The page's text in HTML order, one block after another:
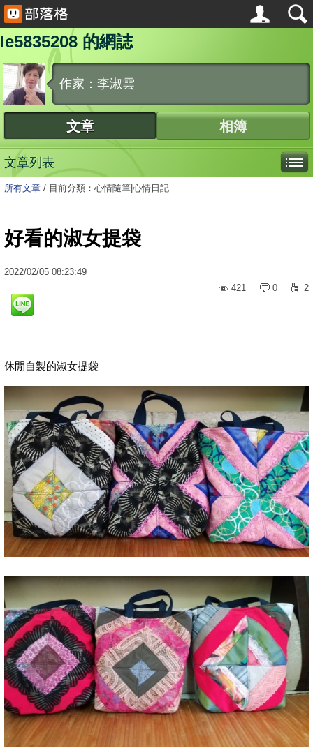
le5835208 的網誌
作家：李淑雲
文章 相簿
文章列表
所有文章 / 目前分類：心情隨筆|心情日記
好看的淑女提袋
2022/02/05 08:23:49
421
0 2
休閒自製的淑女提袋